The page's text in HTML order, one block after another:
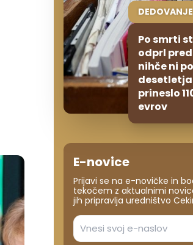
DEDOVANJE
Po smrti
odprl
nihče ni
prineslo
evrov
E-novice
Prijavi se na e-novičke in
tekočem z aktualnimi
jih pripravlja uredništvo